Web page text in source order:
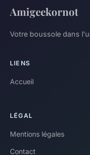
Amigeekornot
Votre boussole dans
LIENS
Accueil
LÉGAL
Mentions légales
Contact